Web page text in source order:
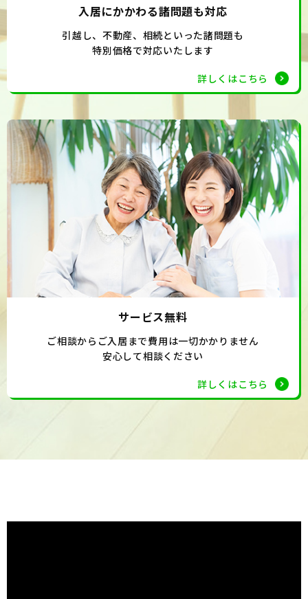
入居にかかわる諸問題も対応
引越し、不動産、相続といった諸問題も
特別価格で対応いたします
詳しくはこちら
サービス無料
ご相談からご入居まで費用は一切かかりません
安心して相談ください
詳しくはこちら